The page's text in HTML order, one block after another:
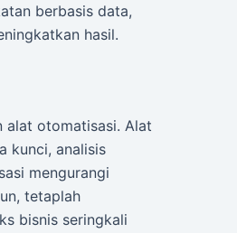
berbasis data,
hasil.
alat otomatisasi. Alat
kunci, analisis
mengurangi
tetaplah
bisnis seringkali